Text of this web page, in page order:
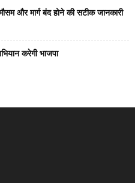
और मार्ग बंद होने की सटीक जानकारी
करेगी भाजपा